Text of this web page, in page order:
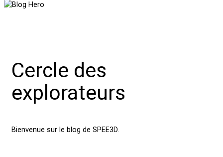
Cercle des
explorateurs
Bienvenue sur le blog de SPEE3D.